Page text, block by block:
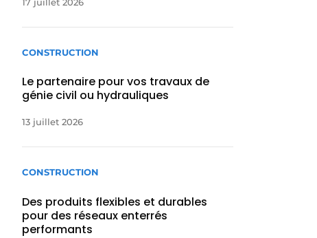
CONSTRUCTION
Le partenaire pour vos travaux de
génie civil ou hydrauliques
13 juillet 2026
CONSTRUCTION
Des produits flexibles et durables
pour des réseaux enterrés
performants